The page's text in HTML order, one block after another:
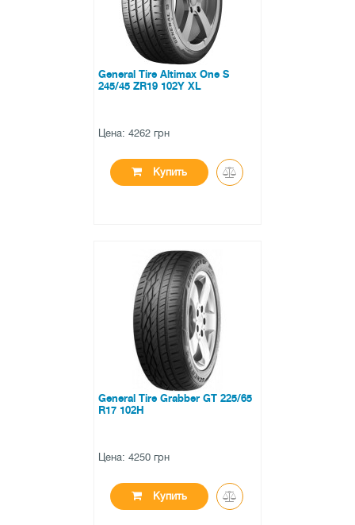
General Tire Altimax One S
245/45 ZR19 102Y XL
Цена: 4262 грн
Купить
нет в наличии
0 отзывов
General Tire Grabber GT 225/65
R17 102H
Цена: 4250 грн
Купить